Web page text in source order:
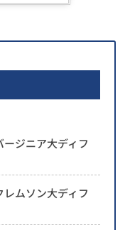
ジニア大ディフ
ムソン大ディフ